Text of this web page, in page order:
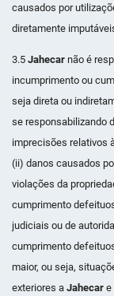
causados por
diretamente
3.5 Jahecarnão é
incumprimento ou
seja direta ou
se responsabilizando
imprecisões relativos
(ii) danos causados
violações da
cumprimento
judiciais ou de
cumprimento
maior, ou seja,
exteriores a Jahecar e